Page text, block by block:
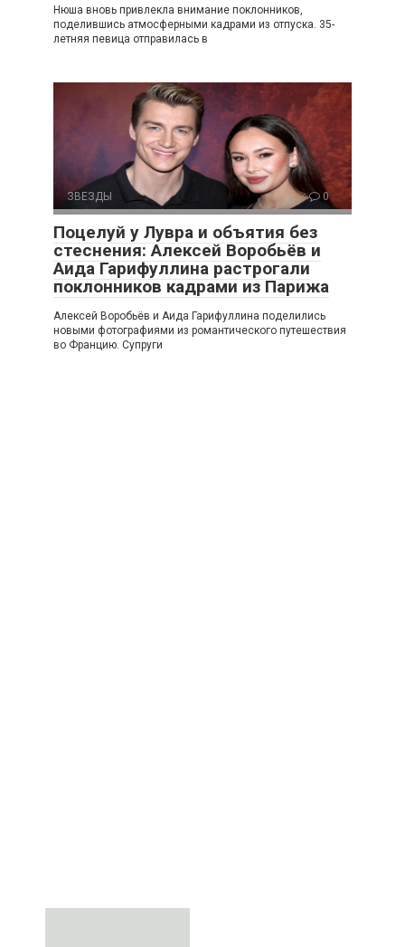
Нюша вновь привлекла внимание поклонников,
поделившись атмосферными кадрами из отпуска. 35-
летняя певица отправилась в
ЗВЕЗДЫ 0
Поцелуй у Лувра и объятия без
стеснения: Алексей Воробьёв и
Аида Гарифуллина растрогали
поклонников кадрами из Парижа
Алексей Воробьёв и Аида Гарифуллина поделились
новыми фотографиями из романтического путешествия
во Францию. Супруги